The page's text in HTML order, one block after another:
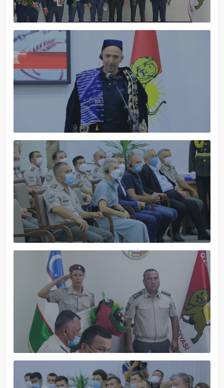
xizmat itlari ko‘rgazmasi tashkil etildi. // “Dog
biatloni” bellashuvining 6-respublika idoralararo
musobaqasi g'oliblari aniqlandi. // O‘zbekistonning
harbiy salohiyatini mustahkamlash: islohotlar va
ustuvor vazifalar.// Milliy gvardiya qo‘mondoni
Jamoat xavfsizligi universiteti bitiruvchi kursantlari
bilan uchrashdi.// 9-may — Xotira va qadrlash kuni
munosabati bilan Milliy gvardiya qoʻmondonligi
tomonidan poytaxtimizda istiqomat qiluvchi Ikkinchi
jahon urushi qatnashchilari va faxriylari holidan xabar
olindi. // “Uyg‘oq xotira” nomli teatrlashtirilgan
musiqiy konsert dasturi namoyish qilindi.// “Uch
avlod uchrashuvi” hamda “Bizning qahramonlar”
kitobining taqdimotiga bag‘ishlangan tadbir tashkil
etildi.// “Men G‘olib Run” yugurish musobaqasida
gvardiyachilar faxrli o'rinlarni egallashdi.//
Hamkorlikdagi profilaktik tadbirlar davom
ettirilmoqda. Xavfsiz muhitni ta’minlashga
qaratilgan chora-tadbirlar Milliy gvardiya
qo‘mondoni general-polkovnik B. Tashmatov
rahbarligida Yunusobod tumanida amalga oshirildi //
Buyuk davlat arbobi Sohibqiron Amir Temur
tavalludining 690 yilligi munosabati bilan,
O‘zbekiston Milliy kino san'ati saroyida Milliy
gvardiya tizimidagi yoshlar bilan uchrashuv bo‘lib
o‘tdi. // Bayram kunlarida xavfsizlik toʻliq taʼminlandi
// Navroʻz shukuhi: otliq paradlar tashkil etildi //
“Navroʻzni ulugʻlash – insonni ulugʻlashdir!” shiori
ostida bayram sayli // Askarlar kasb-hunar
sertifikatlariga ega boʻldi // Qahramonlar xotirasi
yod etildi // Strandja turnirida Milliy gvardiya harbiy
xizmatchisi Navbahor Hamidova oltin medalni qoʻlga
kiritdi. // Iroda Ismoilova «Sodiq xizmatlari uchun»
medali bilan taqdirlandi. // O‘zbekiston Qurolli
Kuchlarida kibersport, dron va robot texnologiyalari
yo‘nalishlari rivojlantiriladi // Andijon viloyatida
Respublika ishchi guruhining yoshlar bilan uchrashuvi
tadbirlari doirasida muddatdi harbiy xizmatchilarga